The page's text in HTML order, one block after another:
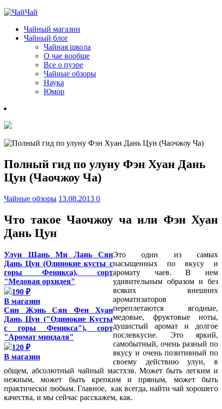
Чайный магазин
Чайный блог
Чайная школа
О чае вообще
Все о пуэре
Чайные обзоры
Наука
Юмор
Полный гид по улуну Фэн Хуан Дань
Цун (Чаочжоу Ча)
Чайные обзоры 13.08.2013 0
Что такое Чаочжоу ча или Фэн Хуан
Дань Цун
Улун Шань Ми Лань Сян
Дань Цун (Одинокие кусты с
горы Феникса), сорт
"Медовая орхидея"
190 ₽
В магазин
Син Жэнь Сян Фен Хуан
Дань Цун ("Одинокие Кусты
с горы Феникса"), сорт
"Аромат миндаля"
120 ₽
В магазин
Это один из самых
насыщенных по вкусу и
аромату чаев. В нем
удивительным образом и без
всяких внешних
ароматизаторов
переплетаются ягодные,
медовые, фруктовые ноты,
душистый аромат и долгое
послевкусие. Это яркий,
самобытный, очень разный по
вкусу и очень позитивный по
своему действию улун, в
общем, абсолютный чайный мастхэв. Может быть легким и
нежным, может быть крепким и пряным, может быть
практически любым. Главное, как всегда, найти чай хорошего
качества, и мы сейчас расскажем, как.